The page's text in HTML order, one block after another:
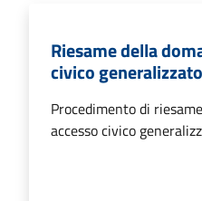
Riesame della
civico generalizzato
Procedimento di
accesso civico